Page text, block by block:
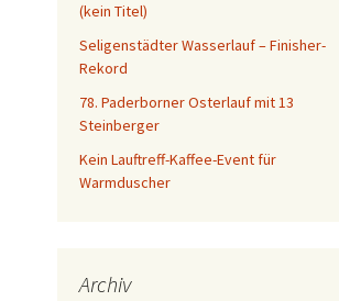
(kein Titel)
Seligenstädter Wasserlauf – Finisher-
Rekord
78. Paderborner Osterlauf mit 13
Steinberger
Kein Lauftreff-Kaffee-Event für
Warmduscher
Archiv